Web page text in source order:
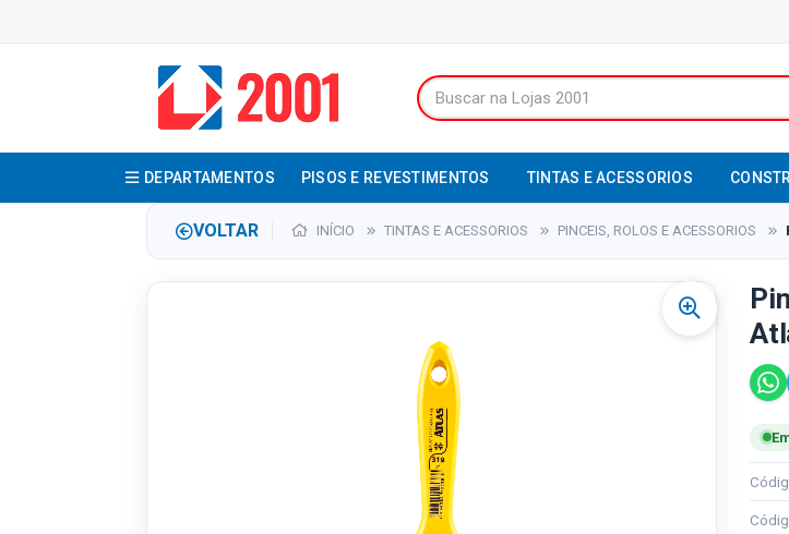
DEPARTAMENTOS PISOS E REVESTIMENTOS TINTAS E ACESSORIOS
VOLTAR INÍCIO TINTAS E ACESSORIOS PINCEIS, ROLOS E ACESSORIOS